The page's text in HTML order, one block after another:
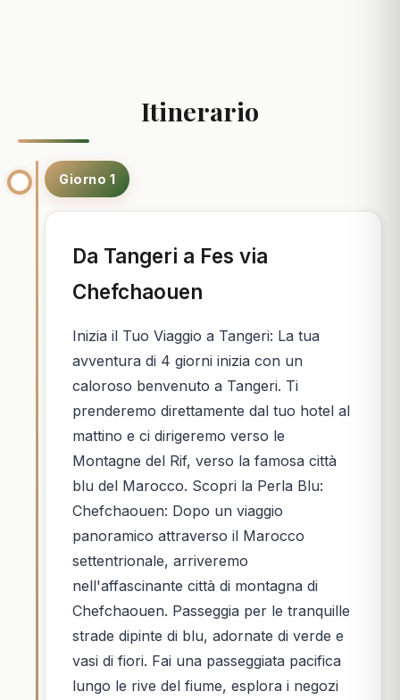
Itinerario
Giorno 1
Da Tangeri a Fes via
Chefchaouen
Inizia il Tuo Viaggio a Tangeri: La tua
avventura di 4 giorni inizia con un
caloroso benvenuto a Tangeri. Ti
prenderemo direttamente dal tuo hotel al
mattino e ci dirigeremo verso le
Montagne del Rif, verso la famosa città
blu del Marocco. Scopri la Perla Blu:
Chefchaouen: Dopo un viaggio
panoramico attraverso il Marocco
settentrionale, arriveremo
nell'affascinante città di montagna di
Chefchaouen. Passeggia per le tranquille
strade dipinte di blu, adornate di verde e
vasi di fiori. Fai una passeggiata pacifica
lungo le rive del fiume, esplora i negozi